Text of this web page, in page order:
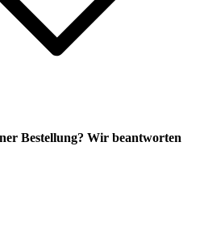
Bestellung? Wir beantworten